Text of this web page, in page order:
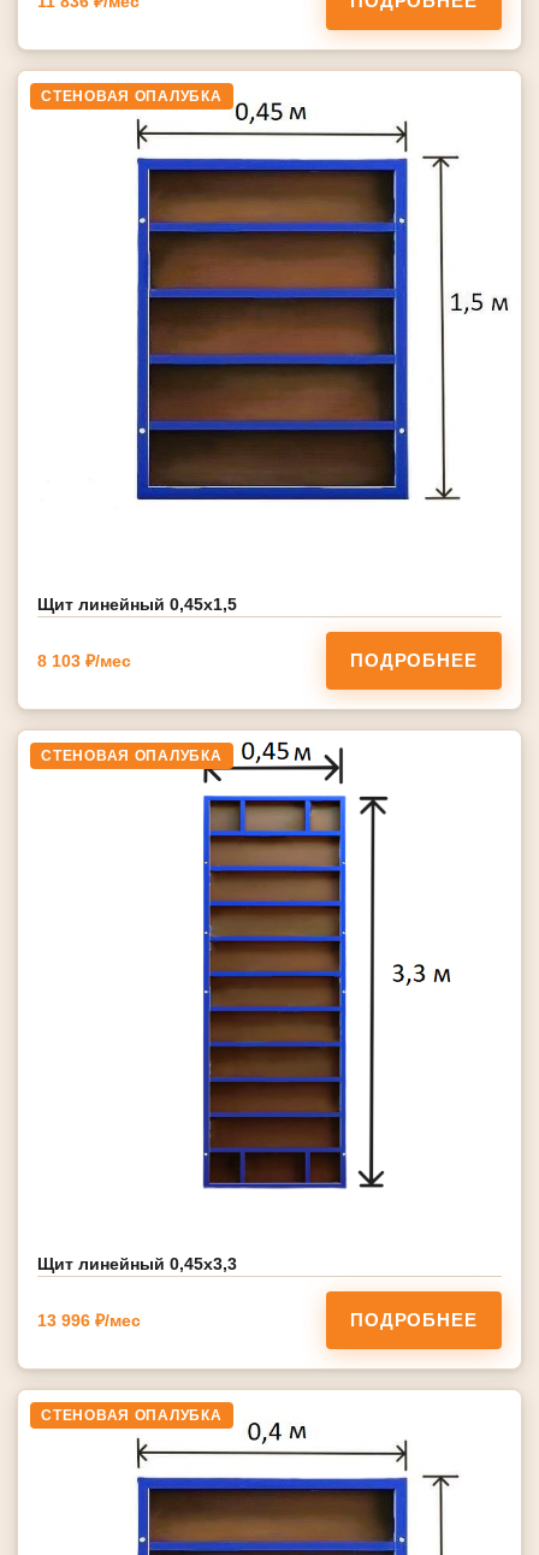
СТЕНОВАЯ ОПАЛУБКА
Щит линейный 0,45х1,5
8 103 ₽/мес ПОДРОБНЕЕ
СТЕНОВАЯ ОПАЛУБКА
Щит линейный 0,45х3,3
13 996 ₽/мес ПОДРОБНЕЕ
СТЕНОВАЯ ОПАЛУБКА